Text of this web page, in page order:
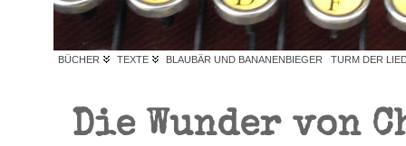
BÜCHER TEXTE BLAUBÄR UND BANANENBIEGER TURM DER
Die Wunder von